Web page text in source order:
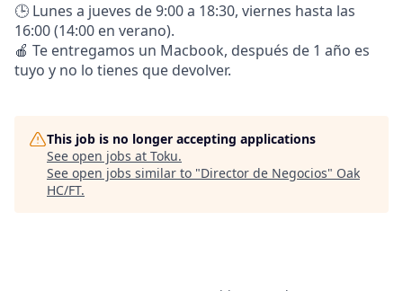
🕒 Lunes a jueves de 9:00 a 18:30, viernes hasta las
16:00 (14:00 en verano).
🍎 Te entregamos un Macbook, después de 1 año es
tuyo y no lo tienes que devolver.
This job is no longer accepting applications
See open jobs at Toku.
See open jobs similar to "Director de Negocios" Oak
HC/FT.